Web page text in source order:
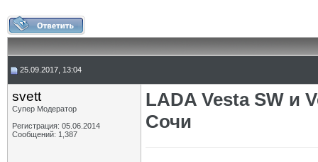
25.09.2017, 13:04
svett
Супер Модератор
Регистрация: 05.06.2014
Сообщений: 1,387
LADA Vesta SW и
Сочи